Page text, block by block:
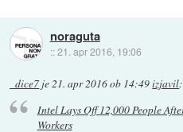
noraguta
::21. apr 2016, 19:06
_dice7 je21. apr 2016 ob 14:49izjavil:
Intel Lays Off 12,000 People
Workers